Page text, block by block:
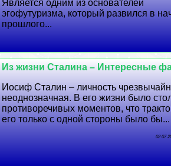
Является одним из основателей
эгофутуризма, который развился в
прошлого...
Из жизни Сталина – Интересные
Иосиф Сталин – личность
неоднозначная. В его жизни было
противоречивых моментов, что
его только с одной стороны было бы...
02 07